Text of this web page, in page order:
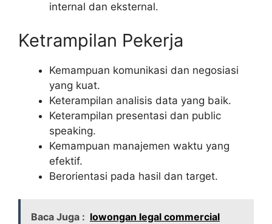
internal dan eksternal.
Ketrampilan Pekerja
Kemampuan komunikasi dan negosiasi
yang kuat.
Keterampilan analisis data yang baik.
Keterampilan presentasi dan public
speaking.
Kemampuan manajemen waktu yang
efektif.
Berorientasi pada hasil dan target.
Baca Juga : lowongan legal commercial